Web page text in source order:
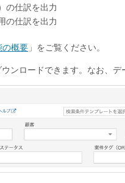
の仕訳を出力
の仕訳を出力
概要 」をご覧ください。
ンロードできます。なお、